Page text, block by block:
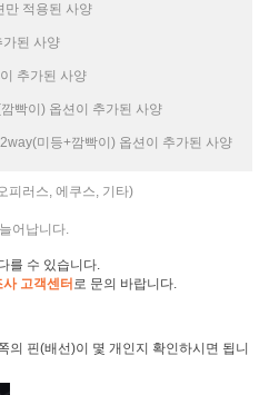
만 적용된 사양
된 사양
추가된 사양
빡이) 옵션이 추가된 사양
미등+깜빡이) 옵션이 추가된 사양
피러스, 에쿠스, 기타)
어납니다.
를 수 있습니다.
고객센터 로 문의 바랍니다.
의 핀(배선)이 몇 개인지 확인하시면 됩니